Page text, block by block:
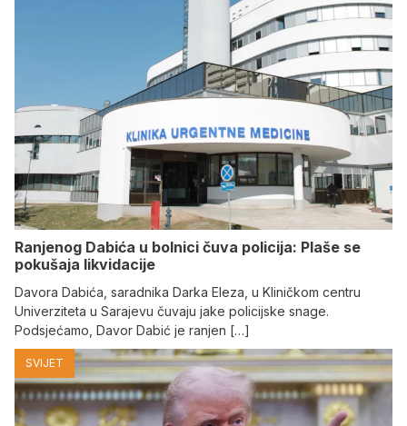
Ranjenog Dabića u bolnici čuva policija: Plaše se
pokušaja likvidacije
Davora Dabića, saradnika Darka Eleza, u Kliničkom centru
Univerziteta u Sarajevu čuvaju jake policijske snage.
Podsjećamo, Davor Dabić je ranjen […]
SVIJET